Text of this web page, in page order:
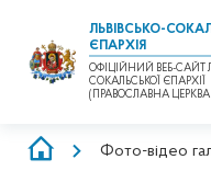
ЛЬВІВСЬКО-
ЄПАРХІЯ
ОФІЦІЙНИЙ ВЕБ-САЙТ
СОКАЛЬСЬКОЇ ЄПАРХІЇ
(ПРАВОСЛАВНА ЦЕРКВА
РЯДОКФото-відео